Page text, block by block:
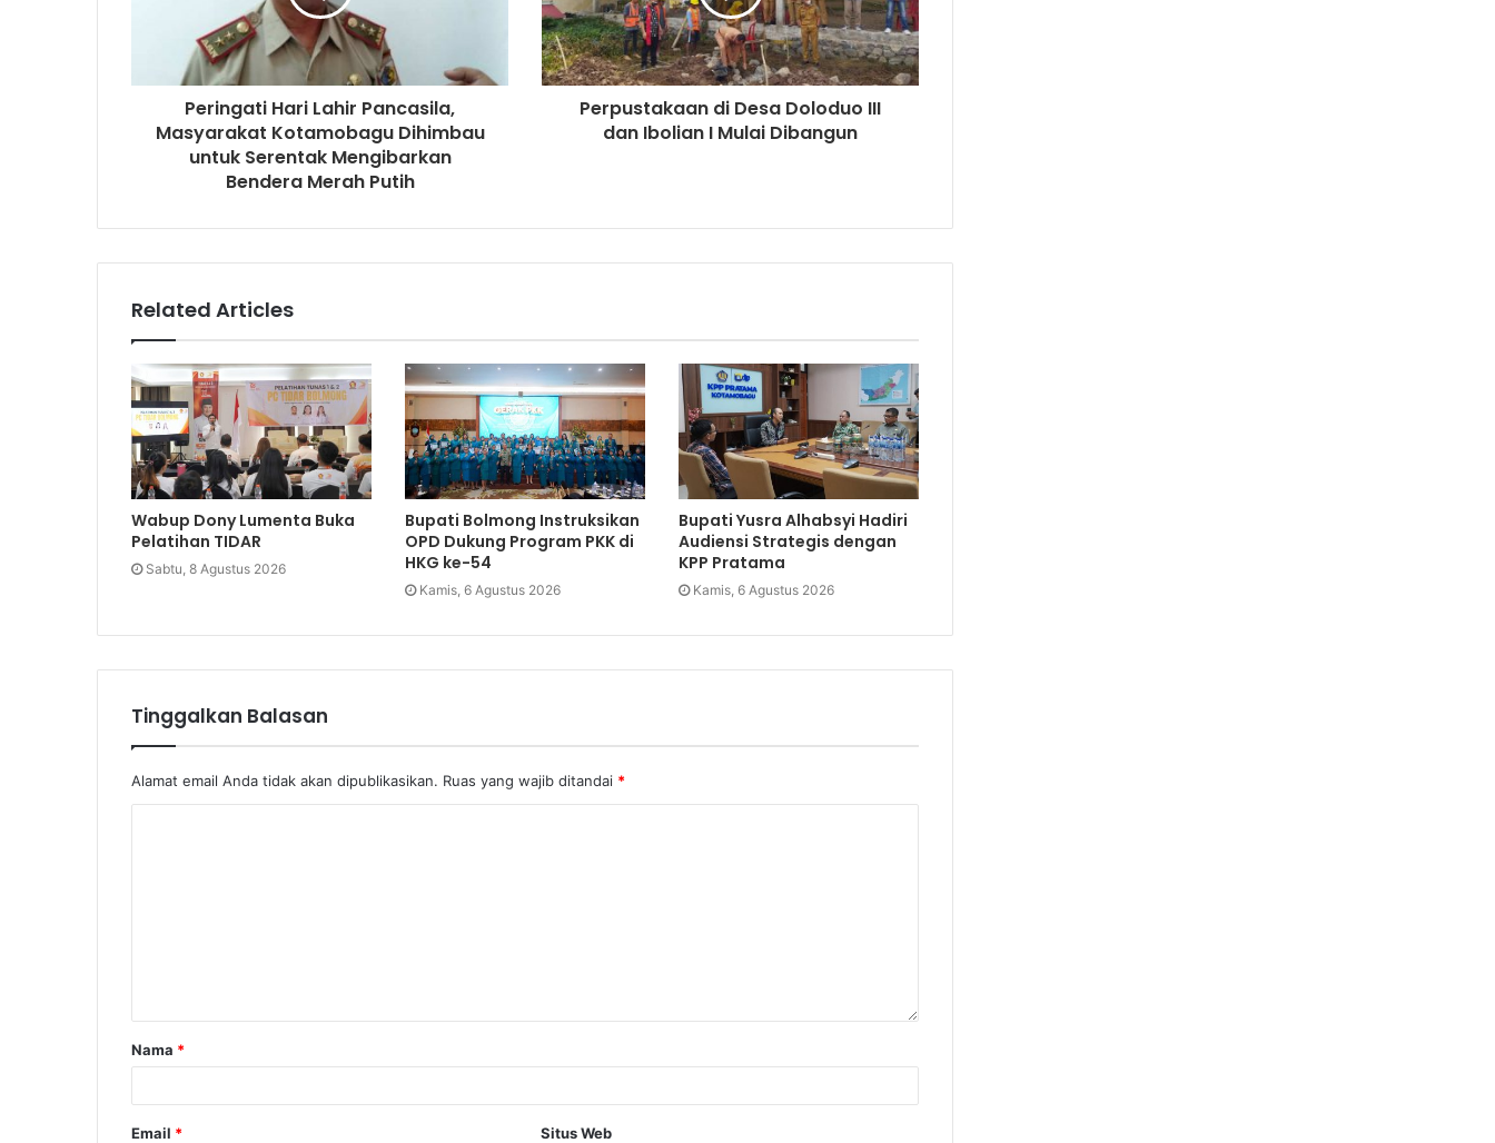
Peringati Hari Lahir Pancasila,
Masyarakat Kotamobagu Dihimbau
untuk Serentak Mengibarkan
Bendera Merah Putih
Perpustakaan di Desa Doloduo III
dan Ibolian I Mulai Dibangun
Related Articles
Wabup Dony Lumenta Buka
Pelatihan TIDAR
Sabtu, 8 Agustus 2026
Bupati Bolmong Instruksikan
OPD Dukung Program PKK di
HKG ke-54
Kamis, 6 Agustus 2026
Bupati Yusra Alhabsyi Hadiri
Audiensi Strategis dengan
KPP Pratama
Kamis, 6 Agustus 2026
Tinggalkan Balasan
Alamat email Anda tidak akan dipublikasikan. Ruas yang wajib ditandai *
Nama *
Email * Situs Web